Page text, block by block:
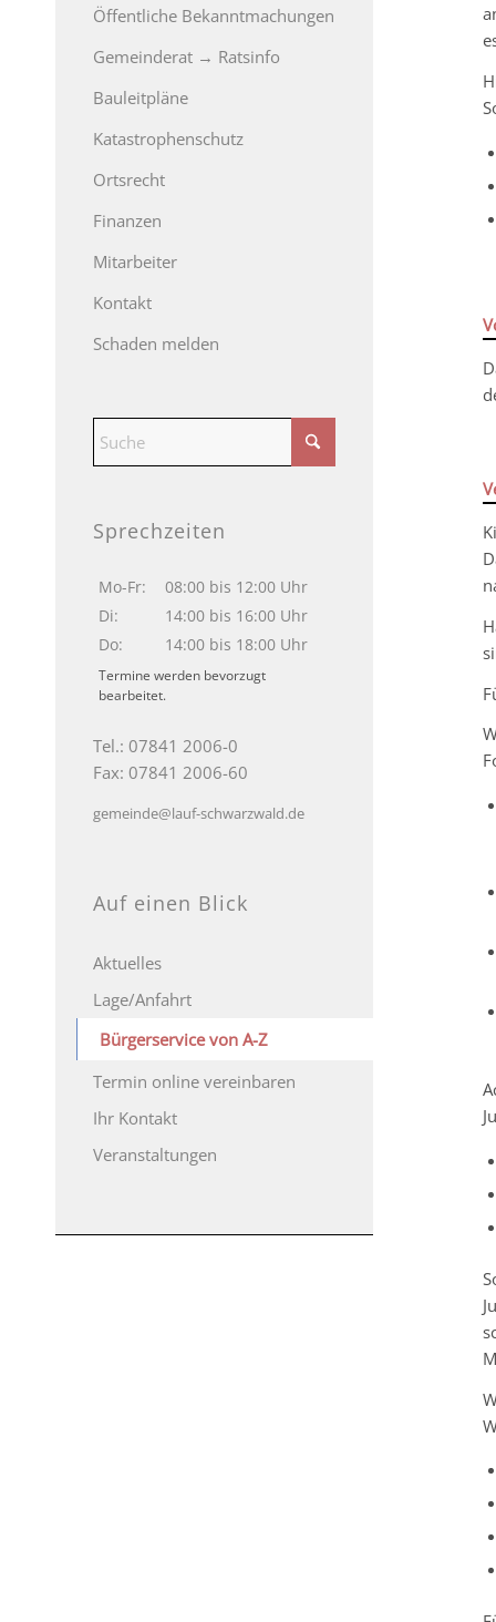
Öffentliche Bekanntmachungen
Gemeinderat → Ratsinfo
Bauleitpläne
Katastrophenschutz
Ortsrecht
Finanzen
Mitarbeiter
Kontakt
Schaden melden
Sprechzeiten
Mo-Fr:
08:00 bis 12:00 Uhr
Di:
14:00 bis 16:00 Uhr
Do:
14:00 bis 18:00 Uhr
Termine werden bevorzugt
bearbeitet.
Tel.: 07841 2006-0
Fax: 07841 2006-60
gemeinde@lauf-schwarzwald.de
Auf einen Blick
Aktuelles
Lage/Anfahrt
Bürgerservice von A-Z
Termin online vereinbaren
Ihr Kontakt
Veranstaltungen